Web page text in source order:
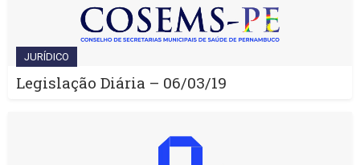
JURÍDICO
Legislação Diária – 06/03/19